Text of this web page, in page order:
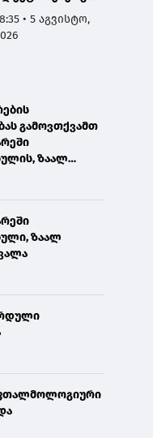
მიწოდების
გამო,
• 5 აგვისტო,
გამოვთქვამთ
ზაალ
გამო
ზაალ